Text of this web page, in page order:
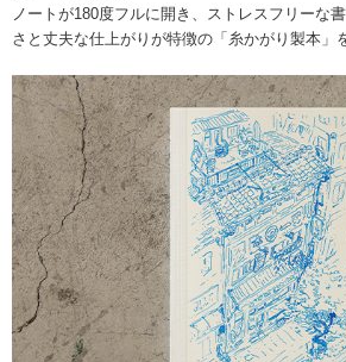
ノートが180度フルに開き、ストレスフリーな
さと丈夫な仕上がりが特徴の「糸かがり製本」